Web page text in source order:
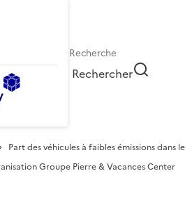
Rechercher
Part des véhicules à faibles émissions dans le
Groupe Pierre & Vacances Center